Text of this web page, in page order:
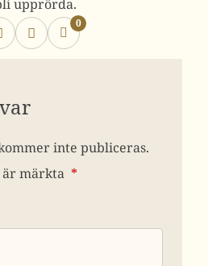
upprörda.
0
inte publiceras.
märkta *